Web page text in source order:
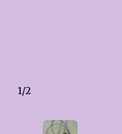
1/2